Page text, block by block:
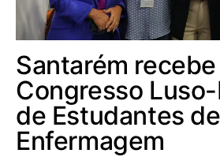
Santarém recebe
Congresso
de Estudantes de
Enfermagem